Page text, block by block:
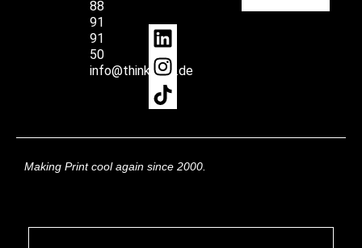
88
91
91
50
info@thinkprint.de
Making Print cool again since 2000.